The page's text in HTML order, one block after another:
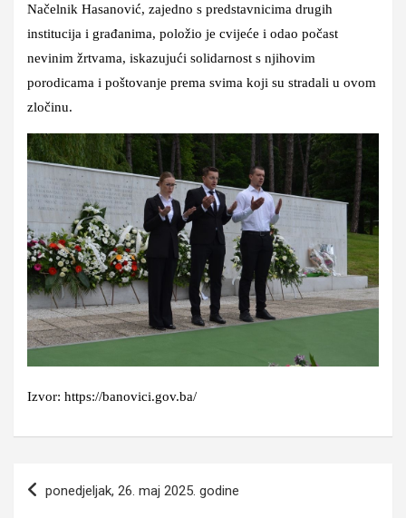
Načelnik Hasanović, zajedno s predstavnicima drugih
institucija i građanima, položio je cvijeće i odao počast
nevinim žrtvama, iskazujući solidarnost s njihovim
porodicama i poštovanje prema svima koji su stradali u ovom
zločinu.
Izvor: https://banovici.gov.ba/
članaka
ponedjeljak, 26. maj 2025. godine